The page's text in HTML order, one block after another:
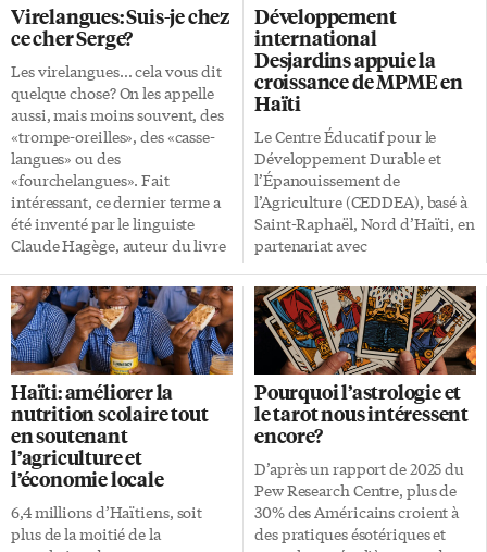
Virelangues: Suis-je chez
ce cher Serge?
Les virelangues… cela vous dit
quelque chose? On les appelle
aussi, mais moins souvent, des
«trompe-oreilles», des «casse-
langues» ou des
«fourchelangues». Fait
intéressant, ce dernier terme a
été inventé par le linguiste
Claude Hagège, auteur du livre
trouvé son inspiration dans la
phrase «la langue m’a fourché».
Les virelangues, ces «phrases
ou séquences de mots
contenant des syllabes
phonétiquement proches que
l’on doit prononcer très vite
sans se tromper» selon le
Robert, sont amusantes, mais
pas seulement! Bien que leurs
messages, sous forme de
phrases, de maximes, de figures
Développement
international
Desjardins appuie la
croissance de MPME en
Haïti
Le Centre Éducatif pour le
Développement Durable et
l’Épanouissement de
l’Agriculture (CEDDEA), basé à
Saint-Raphaël, Nord d’Haïti, en
partenariat avec
Desjardins (DID), a organisé du
21 au 24 juillet une formation
intitulée Parcours Croissance
des MPME Haïtiennes (micro,
petites et moyennes
entreprises). Ce partenariat
s’inscrit dans le cadre du projet
Relance des MPME Haïtiennes
initié par DID par lequel
l’institution apporte un
accompagnement technique en
soutenant la mise en œuvre
Haïti: améliorer la
nutrition scolaire tout
en soutenant
l’agriculture et
l’économie locale
6,4 millions d’Haïtiens, soit
plus de la moitié de la
Pourquoi l’astrologie et
le tarot nous intéressent
encore?
D’après un rapport de 2025 du
Pew Research Centre, plus de
30% des Américains croient à
des pratiques ésotériques et